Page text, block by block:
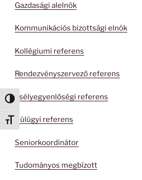
Nagy kontraszt váltása
Betűméret váltása
Gazdasági alelnök
Kommunikációs bizottsági elnök
Kollégiumi referens
Rendezvényszervező referens
Esélyegyenlőségi referens
Külügyi referens
Seniorkoordinátor
Tudományos megbízott